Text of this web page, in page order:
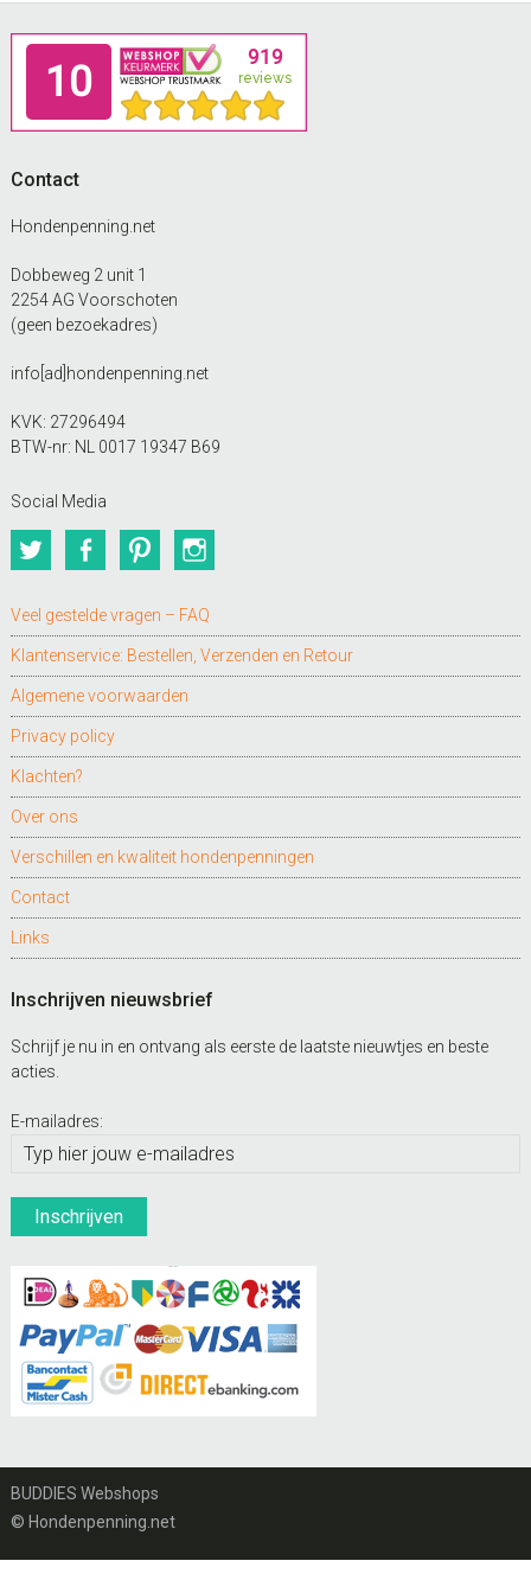
de
productpagina
Footer
Contact
Hondenpenning.net
Dobbeweg 2 unit 1
2254 AG Voorschoten
(geen bezoekadres)
info[ad]hondenpenning.net
KVK: 27296494
BTW-nr: NL 0017 19347 B69
Social Media
TwitterFacebookPinterest
Veel gestelde vragen – FAQ
Klantenservice: Bestellen, Verzenden en Retour
Algemene voorwaarden
Privacy policy
Klachten?
Over ons
Verschillen en kwaliteit hondenpenningen
Contact
Links
Inschrijven nieuwsbrief
Schrijf je nu in en ontvang als eerste de laatste nieuwtjes en beste
acties.
E-mailadres:
BUDDIES Webshops
© Hondenpenning.net